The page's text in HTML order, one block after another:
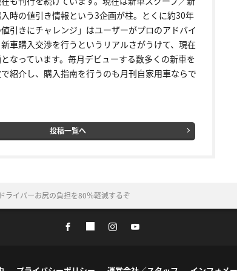
時の値引き情報という3企画が柱。とくに約30年
引きにチャレンジ」はユーザーがプロのアドバイ
車購入交渉を行うというリアルさがうけて、現在
なっています。毎月デビューする数多くの新車を
紹介し、購入指南を行うのも月刊自家用車ならで
投稿一覧へ
イバーお尻の負担を80％軽減するぞ